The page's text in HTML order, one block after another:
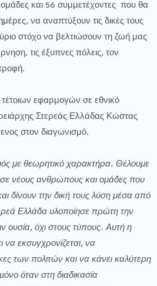
και 56 συμμετέχοντες που θα
να αναπτύξουν τις δικές τους
στόχο να βελτιώσουν τη ζωή μας
τις έξυπνες πόλεις, τον
τέτοιων εφαρμογών σε εθνικό
Στερεάς Ελλάδας Κώστας
στον διαγωνισμό.
με θεωρητικό χαρακτήρα. Θέλουμε
νέους ανθρώπους και ομάδες που
δίνουν την δική τους λύση μέσα από
Ελλάδα υλοποίησε πρώτη την
ουσία, όχι στους τύπους. Αυτή η
να εκσυγχρονίζεται, να
των πολιτών και να κάνει καλύτερη
όταν στη διαδικασία